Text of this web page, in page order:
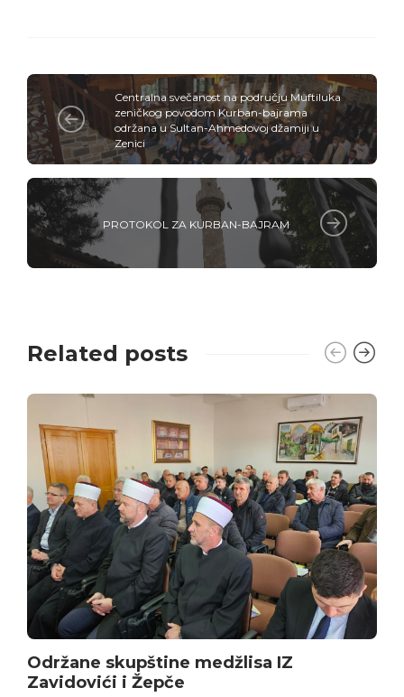
Centralna svečanost na području Muftiluka
zeničkog povodom Kurban-bajrama
održana u Sultan-Ahmedovoj džamiji u
Zenici
PROTOKOL ZA KURBAN-BAJRAM
Related posts
Održane skupštine medžlisa IZ
Zavidovići i Žepče